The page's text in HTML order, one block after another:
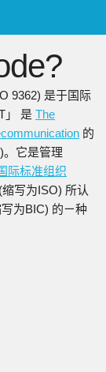
9362) 是于国际
」 是 The
的
它是管理
际标准组织
(缩写为ISO) 所认
为BIC) 的ㄧ种